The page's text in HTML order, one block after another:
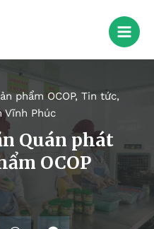
phẩm OCOP, Tin tức,
Vĩnh Phúc
Quán phát
OCOP